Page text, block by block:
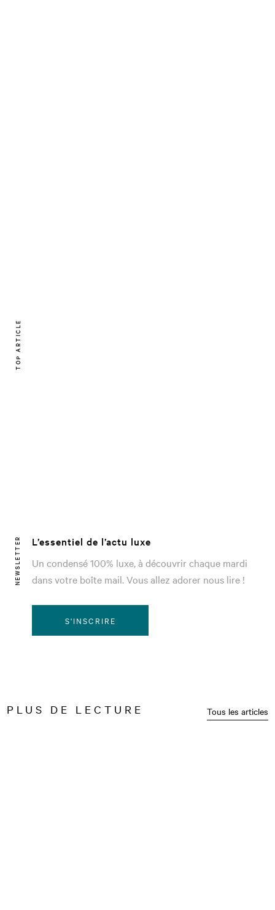
TOP ARTICLE
NEWSLETTER
L’essentiel de l’actu luxe
Un condensé 100% luxe, à découvrir chaque mardi
dans votre boîte mail. Vous allez adorer nous lire !
S'INSCRIRE
PLUS DE LECTURE Tous les articles